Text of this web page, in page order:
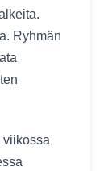
Ryhmän
viikossa